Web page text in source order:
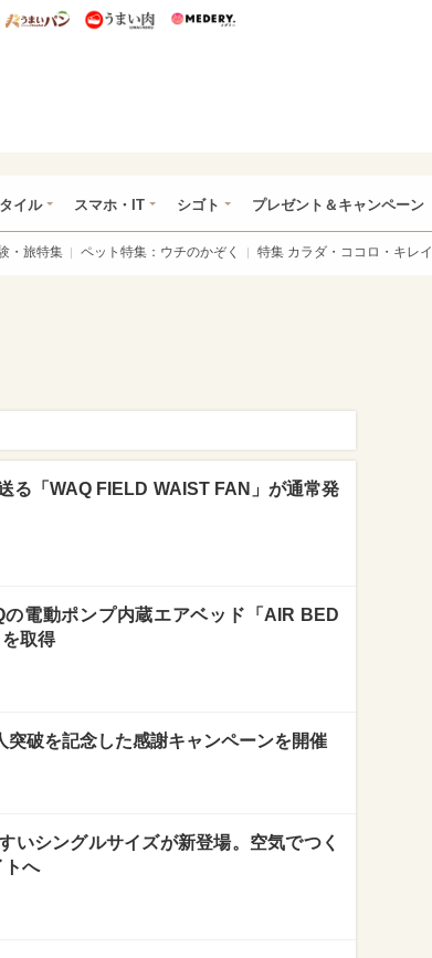
ー特集
うまいめし うまいパン うまい肉
イル スマホ・IT シゴト プレゼント＆キャンペーン
・旅特集 ペット特集：ウチのかぞく 特集 カラダ・ココロ・キレイ
る「WAQ FIELD WAIST FAN」が通常発
電動ポンプ内蔵エアベッド「AIR BED
取得
破を記念した感謝キャンペーンを開催
いシングルサイズが新登場。空気でつく
トへ